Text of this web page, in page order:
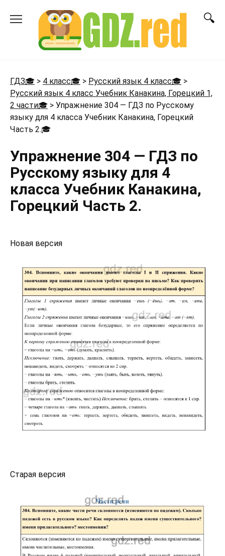
ГДЗ🎓 > 4 класс🎓 > Русский язык 4 класс🎓 >
Русский язык 4 класс Учебник Канакина, Горецкий 1,
2 части🎓 > Упражнение 304 — ГДЗ по Русскому
языку для 4 класса Учебник Канакина, Горецкий
Часть 2.🎓
Упражнение 304 — ГДЗ по
Русскому языку для 4
класса Учебник Канакина,
Горецкий Часть 2.
Новая версия
Старая версия